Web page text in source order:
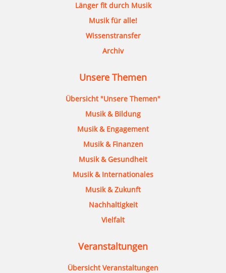
Länger fit durch Musik
Musik für alle!
Wissenstransfer
Archiv
Unsere Themen
Übersicht "Unsere Themen"
Musik & Bildung
Musik & Engagement
Musik & Finanzen
Musik & Gesundheit
Musik & Internationales
Musik & Zukunft
Nachhaltigkeit
Vielfalt
Veranstaltungen
Übersicht Veranstaltungen